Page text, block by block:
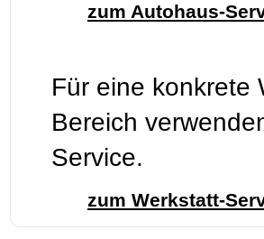
zum Autohaus-
Für eine konkrete
Bereich
Service.
zum Werkstatt-